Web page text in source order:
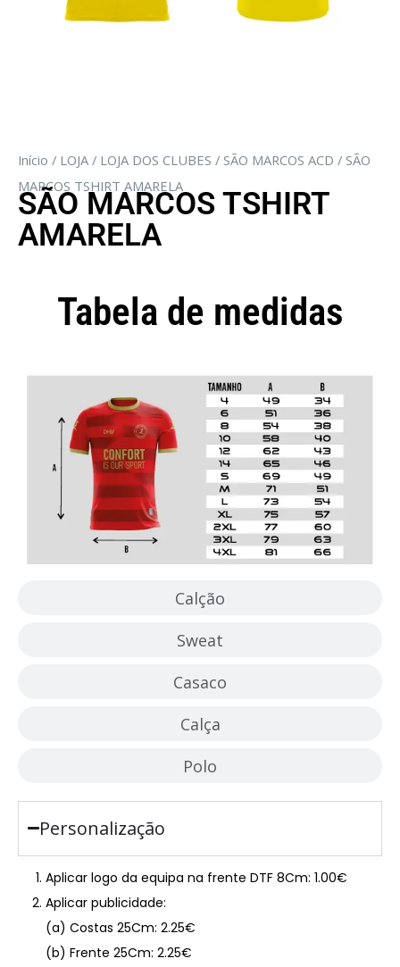
Início / LOJA / LOJA DOS CLUBES / SÃO MARCOS ACD / SÃO
MARCOS TSHIRT AMARELA
SÃO MARCOS TSHIRT
AMARELA
Tabela de medidas
Calção
Sweat
Casaco
Calça
Polo
Personalização
Aplicar logo da equipa na frente DTF 8Cm: 1.00€
Aplicar publicidade:
(a) Costas 25Cm: 2.25€
(b) Frente 25Cm: 2.25€